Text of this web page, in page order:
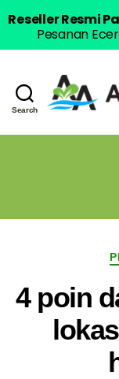
Search
4 poin
Reseller Resmi
Pesanan